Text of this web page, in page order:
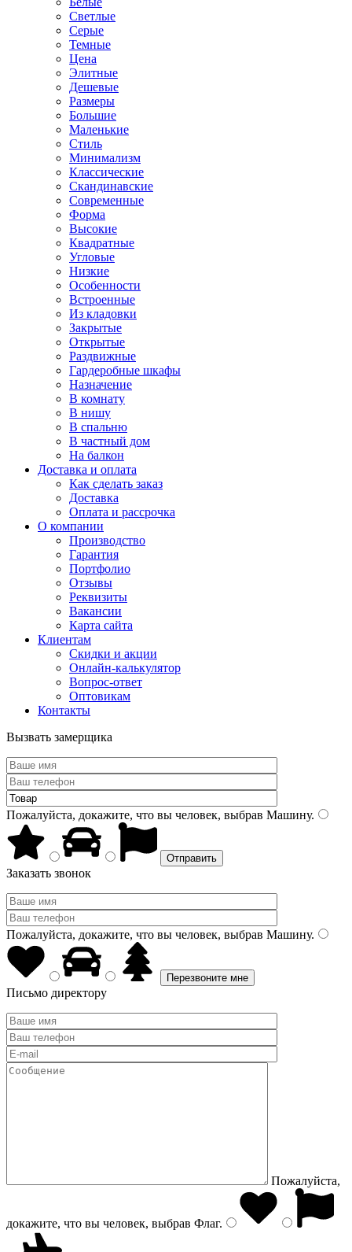
Светлые
Серые
Темные
Цена
Элитные
Дешевые
Размеры
Большие
Маленькие
Стиль
Минимализм
Классические
Скандинавские
Современные
Форма
Высокие
Квадратные
Угловые
Низкие
Особенности
Встроенные
Из кладовки
Закрытые
Открытые
Раздвижные
Гардеробные шкафы
Назначение
В комнату
В нишу
В спальню
В частный дом
На балкон
Доставка и оплата
Как сделать заказ
Доставка
Оплата и рассрочка
О компании
Производство
Гарантия
Портфолио
Отзывы
Реквизиты
Вакансии
Карта сайта
Клиентам
Скидки и акции
Онлайн-калькулятор
Вопрос-ответ
Оптовикам
Контакты
Вызвать замерщика
Пожалуйста, докажите, что вы человек, выбрав Машину.
Заказать звонок
Пожалуйста, докажите, что вы человек, выбрав Машину.
Письмо директору
Пожалуйста,
докажите, что вы человек, выбрав Флаг.